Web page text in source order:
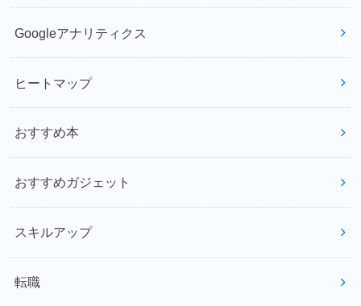
Googleアナリティクス
ヒートマップ
おすすめ本
おすすめガジェット
スキルアップ
転職